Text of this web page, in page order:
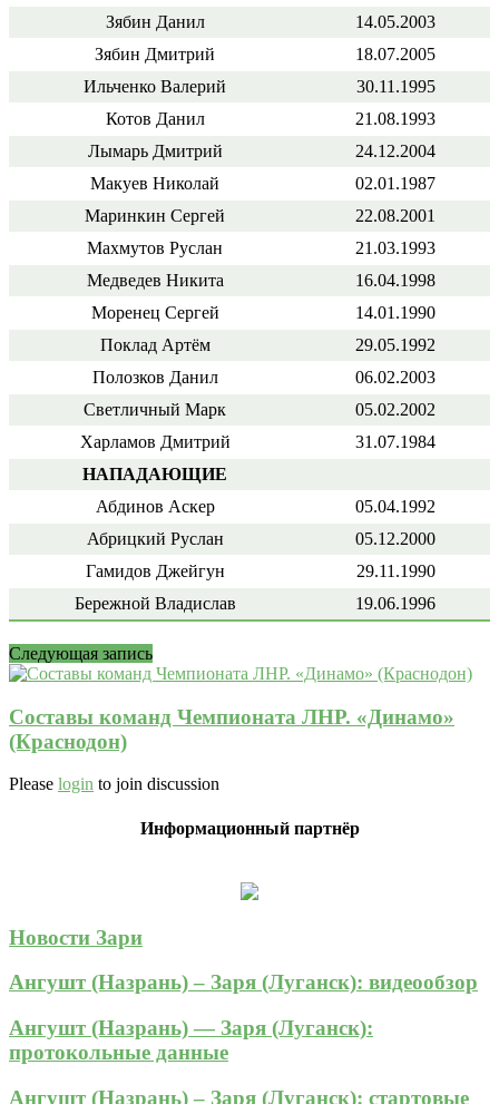
Зябин Данил
14.05.2003
Зябин Дмитрий
18.07.2005
Ильченко Валерий
30.11.1995
Котов Данил
21.08.1993
Лымарь Дмитрий
24.12.2004
Макуев Николай
02.01.1987
Маринкин Сергей
22.08.2001
Махмутов Руслан
21.03.1993
Медведев Никита
16.04.1998
Моренец Сергей
14.01.1990
Поклад Артём
29.05.1992
Полозков Данил
06.02.2003
Светличный Марк
05.02.2002
Харламов Дмитрий
31.07.1984
НАПАДАЮЩИЕ
Абдинов Аскер
05.04.1992
Абрицкий Руслан
05.12.2000
Гамидов Джейгун
29.11.1990
Бережной Владислав
19.06.1996
Следующая запись
Составы команд Чемпионата ЛНР. «Динамо»
(Краснодон)
Please login to join discussion
Информационный партнёр
Новости Зари
Ангушт (Назрань) – Заря (Луганск): видеообзор
Ангушт (Назрань) — Заря (Луганск):
протокольные данные
Ангушт (Назрань) – Заря (Луганск): стартовые